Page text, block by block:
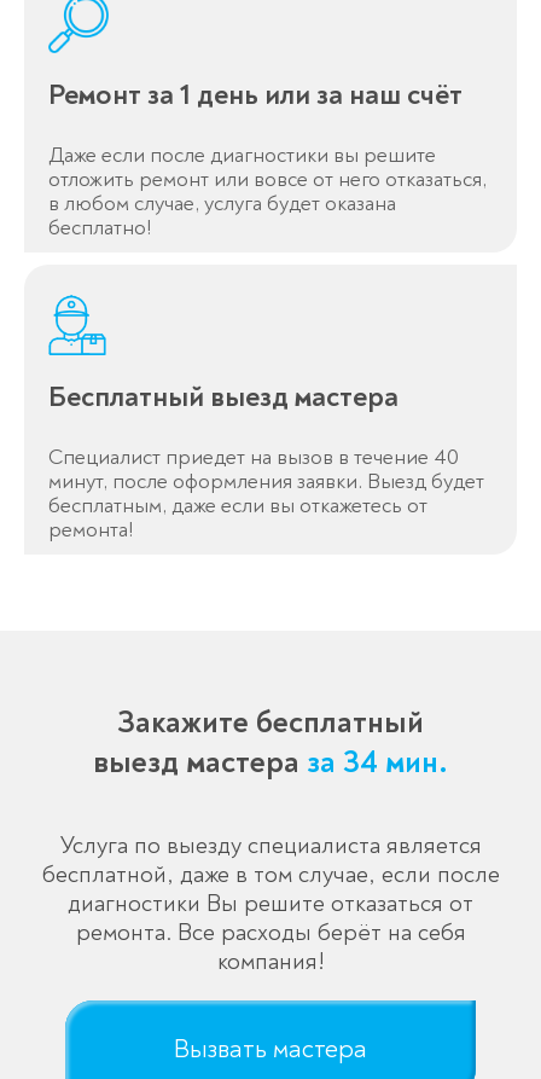
Ремонт за 1 день или за наш счёт
Даже если после диагностики вы решите
отложить ремонт или вовсе от него отказаться,
в любом случае, услуга будет оказана
бесплатно!
Бесплатный выезд мастера
Специалист приедет на вызов в течение 40
минут, после оформления заявки. Выезд будет
бесплатным, даже если вы откажетесь от
ремонта!
Закажите бесплатный
выезд мастера за 34 мин.
Услуга по выезду специалиста является
бесплатной, даже в том случае, если после
диагностики Вы решите отказаться от
ремонта. Все расходы берёт на себя
компания!
Вызвать мастера